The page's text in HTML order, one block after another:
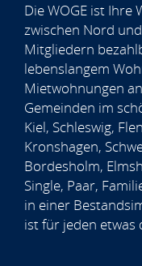
Die WOGE ist Ihre
zwischen Nord
Mitgliedern
lebenslangem
Mietwohnungen
Gemeinden im
Kiel, Schleswig,
Kronshagen,
Bordesholm,
Single, Paar,
in einer
ist für jeden etwas